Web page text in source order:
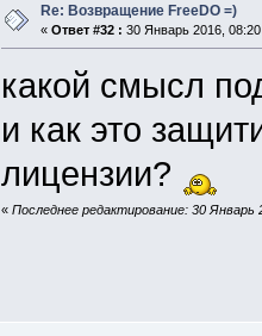
Re: Возвращение FreeDO =)
« Ответ #32 : 30 Январь 2016,
какой смысл
и как это
лицензии?
«Последнее редактирование: 30 Январь